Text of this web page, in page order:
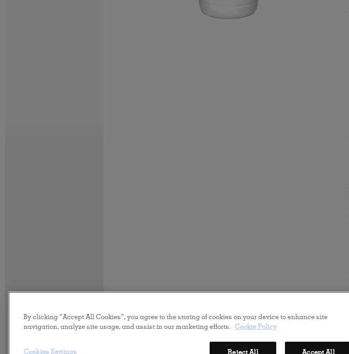
By clicking “Accept All Cookies”, you agree to the storing of cookies on your device to enhance site
navigation, analyze site usage, and assist in our marketing efforts. Cookie Policy
Reject All Accept All
Cookies Settings